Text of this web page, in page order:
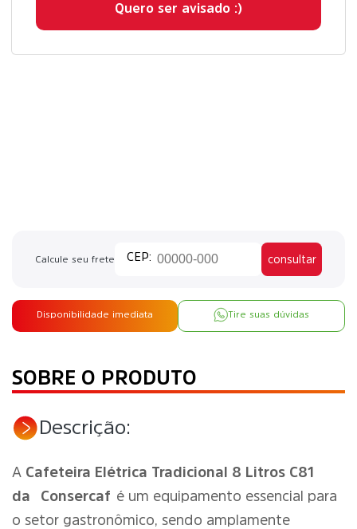
Quero ser avisado :)
Calcule seu frete consultar
Disponibilidade imediata Tire suas dúvidas
SOBRE O PRODUTO
Descrição:
A Cafeteira Elétrica Tradicional 8 Litros C81
da
Consercaf é um equipamento essencial para
o setor gastronômico, sendo amplamente